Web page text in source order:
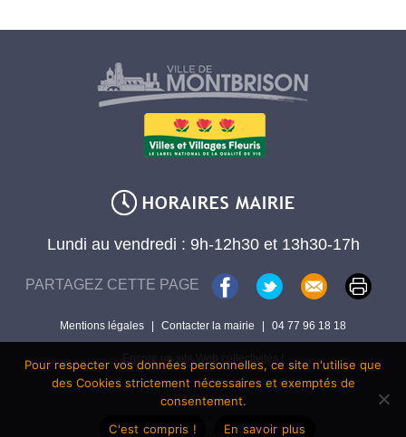
Lundi au vendredi : 9h-12h30 et 13h30-17h
PARTAGEZ CETTE PAGE
Mentions légales | Contacter la mairie | 04 77 96 18 18
Encore un site Web collectivités !
Pour respecter vos données personnelles, ce site n'utilise que
des Cookies strictement nécessaires et exemptés de
consentement.
C'est compris !
En savoir plus